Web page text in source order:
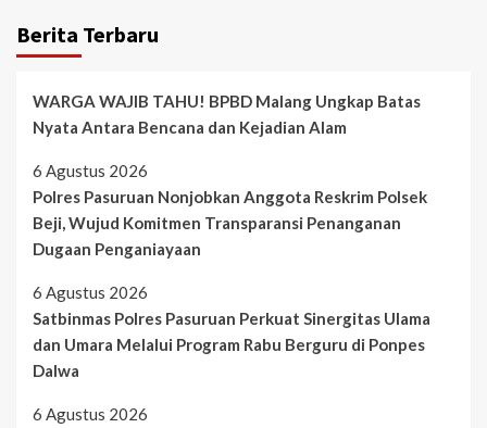
Berita Terbaru
WARGA WAJIB TAHU! BPBD Malang Ungkap Batas
Nyata Antara Bencana dan Kejadian Alam
6 Agustus 2026
Polres Pasuruan Nonjobkan Anggota Reskrim Polsek
Beji, Wujud Komitmen Transparansi Penanganan
Dugaan Penganiayaan
6 Agustus 2026
Satbinmas Polres Pasuruan Perkuat Sinergitas Ulama
dan Umara Melalui Program Rabu Berguru di Ponpes
Dalwa
6 Agustus 2026